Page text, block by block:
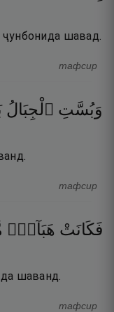
шавад.
тафсир
وَبُسَّتِ ٱلْجِبَالُ
тафсир
فَكَانَتْ هَبَآءًۭ
шаванд.
тафсир